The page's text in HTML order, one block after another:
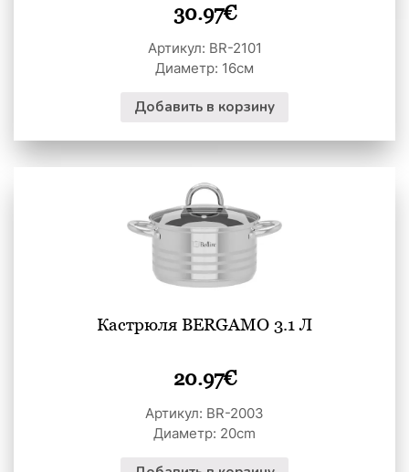
30.97€
Артикул: BR-2101
Диаметр: 16см
Добавить в корзину
Кастрюля BERGAMO 3.1 Л
20.97€
Артикул: BR-2003
Диаметр: 20cm